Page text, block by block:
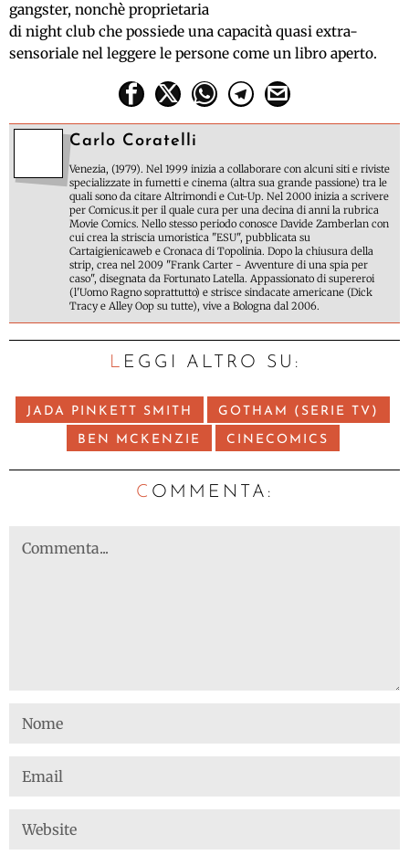
gangster, nonchè proprietaria
di night club che possiede una capacità quasi extra-
sensoriale nel leggere le persone come un libro aperto.
Carlo Coratelli
Venezia, (1979). Nel 1999 inizia a collaborare con alcuni siti e riviste
specializzate in fumetti e cinema (altra sua grande passione) tra le
quali sono da citare Altrimondi e Cut-Up. Nel 2000 inizia a scrivere
per Comicus.it per il quale cura per una decina di anni la rubrica
Movie Comics. Nello stesso periodo conosce Davide Zamberlan con
cui crea la striscia umoristica "ESU", pubblicata su
Cartaigienicaweb e Cronaca di Topolinia. Dopo la chiusura della
strip, crea nel 2009 "Frank Carter - Avventure di una spia per
caso", disegnata da Fortunato Latella. Appassionato di supereroi
(l'Uomo Ragno soprattutto) e strisce sindacate americane (Dick
Tracy e Alley Oop su tutte), vive a Bologna dal 2006.
LEGGI ALTRO SU:
JADA PINKETT SMITH GOTHAM (SERIE TV)
BEN MCKENZIE CINECOMICS
C OMMENTA: